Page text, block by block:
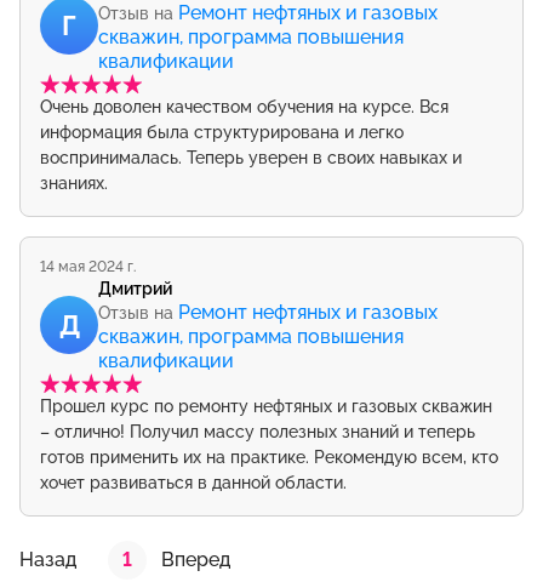
Г
Отзыв на Ремонт нефтяных и газовых
скважин, программа повышения
квалификации
Очень доволен качеством обучения на курсе. Вся
информация была структурирована и легко
воспринималась. Теперь уверен в своих навыках и
знаниях.
Д
Дмитрий
Отзыв на Ремонт нефтяных и газовых
скважин, программа повышения
квалификации
14 мая 2024 г.
Прошел курс по ремонту нефтяных и газовых скважин
– отлично! Получил массу полезных знаний и теперь
готов применить их на практике. Рекомендую всем, кто
хочет развиваться в данной области.
Назад 1 Вперед